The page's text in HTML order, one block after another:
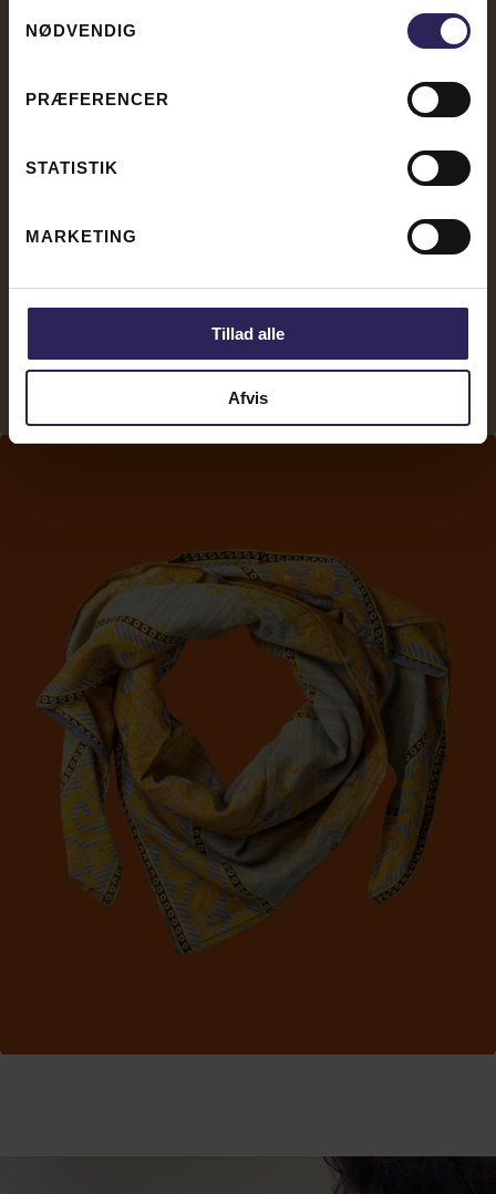
NØDVENDIG
PRÆFERENCER
STATISTIK
MARKETING
Tillad alle
Afvis